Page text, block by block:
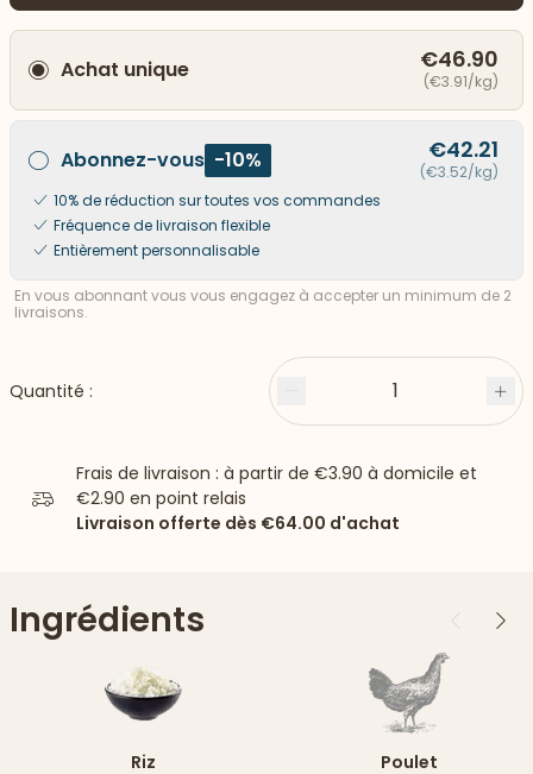
vers le bas
Achat unique €46.90
(€3.91/kg)
Abonnez-vous -10% €42.21
(€3.52/kg)
10% de réduction sur toutes vos commandes
Fréquence de livraison flexible
Entièrement personnalisable
En vous abonnant vous vous engagez à accepter un minimum de 2
livraisons.
Quantité : Moins 1
Frais de livraison : à partir de €3.90 à domicile et
€2.90 en point relais
Livraison offerte dès €64.00 d'achat
Ingrédients Précédent
Riz Poulet